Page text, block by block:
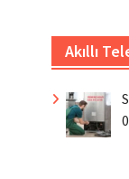
Akıllı